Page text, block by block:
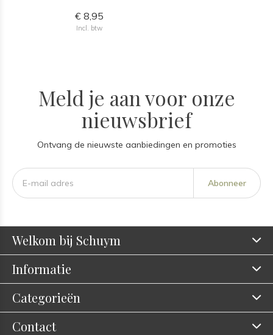
€ 8,95
Incl. btw
Meld je aan voor onze
nieuwsbrief
Ontvang de nieuwste aanbiedingen en promoties
Abonneer
Welkom bij Schuym
Informatie
Categorieën
Contact